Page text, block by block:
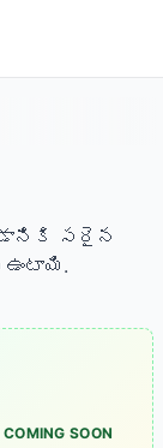
సరైన
COMING SOON